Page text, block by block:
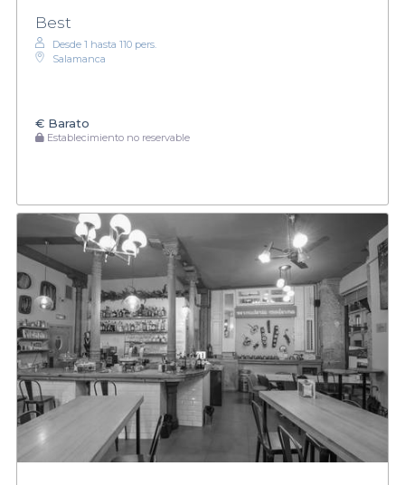
Best
Desde 1 hasta 110 pers.
Salamanca
€ Barato
Establecimiento no reservable